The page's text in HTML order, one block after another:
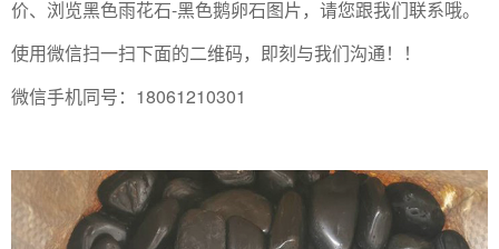
价、浏览黑色雨花石-黑色鹅卵石图片，请您跟我们联系哦。
使用微信扫一扫下面的二维码，即刻与我们沟通！！
微信手机同号：18061210301